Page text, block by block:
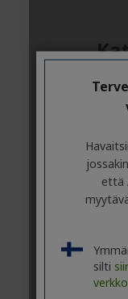
että
silti